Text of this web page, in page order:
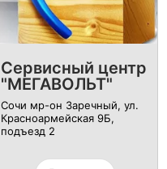
Сервисный центр
"МЕГАВОЛЬТ"
Сочи мр-он Заречный, ул.
Красноармейская 9Б,
подъезд 2